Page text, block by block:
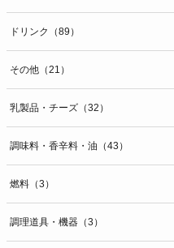
ドリンク（89）
その他（21）
乳製品・チーズ（32）
調味料・香辛料・油（43）
燃料（3）
調理道具・機器（3）